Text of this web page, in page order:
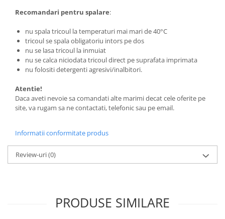
Recomandari pentru spalare:
nu spala tricoul la temperaturi mai mari de 40°C
tricoul se spala obligatoriu intors pe dos
nu se lasa tricoul la inmuiat
nu se calca niciodata tricoul direct pe suprafata imprimata
nu folositi detergenti agresivi/inalbitori.
Atentie!
Daca aveti nevoie sa comandati alte marimi decat cele oferite pe
site, va rugam sa ne contactati, telefonic sau pe email.
Informatii conformitate produs
Review-uri(0)
PRODUSE SIMILARE